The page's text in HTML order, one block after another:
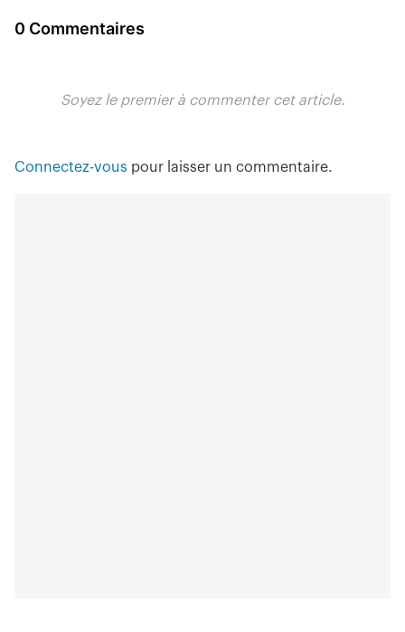
0 Commentaires
Soyez le premier à commenter cet article.
Connectez-vous pour laisser un commentaire.